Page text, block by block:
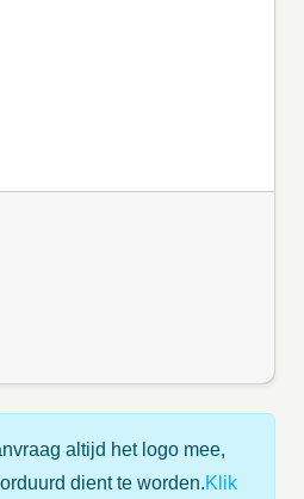
altijd het logo mee,
dient te worden.Klik